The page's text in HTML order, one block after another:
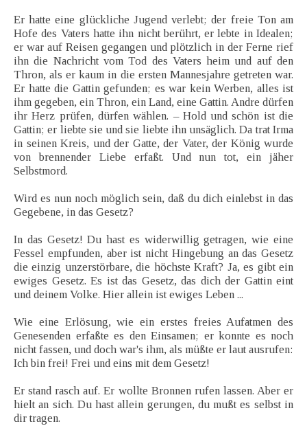
Er hatte eine glückliche Jugend verlebt; der freie Ton am
Hofe des Vaters hatte ihn nicht berührt, er lebte in Idealen;
er war auf Reisen gegangen und plötzlich in der Ferne rief
ihn die Nachricht vom Tod des Vaters heim und auf den
Thron, als er kaum in die ersten Mannesjahre getreten war.
Er hatte die Gattin gefunden; es war kein Werben, alles ist
ihm gegeben, ein Thron, ein Land, eine Gattin. Andre dürfen
ihr Herz prüfen, dürfen wählen. – Hold und schön ist die
Gattin; er liebte sie und sie liebte ihn unsäglich. Da trat Irma
in seinen Kreis, und der Gatte, der Vater, der König wurde
von brennender Liebe erfaßt. Und nun tot, ein jäher
Selbstmord.
Wird es nun noch möglich sein, daß du dich einlebst in das
Gegebene, in das Gesetz?
In das Gesetz! Du hast es widerwillig getragen, wie eine
Fessel empfunden, aber ist nicht Hingebung an das Gesetz
die einzig unzerstörbare, die höchste Kraft? Ja, es gibt ein
ewiges Gesetz. Es ist das Gesetz, das dich der Gattin eint
und deinem Volke. Hier allein ist ewiges Leben ...
Wie eine Erlösung, wie ein erstes freies Aufatmen des
Genesenden erfaßte es den Einsamen; er konnte es noch
nicht fassen, und doch war's ihm, als müßte er laut ausrufen:
Ich bin frei! Frei und eins mit dem Gesetz!
Er stand rasch auf. Er wollte Bronnen rufen lassen. Aber er
hielt an sich. Du hast allein gerungen, du mußt es selbst in
dir tragen.